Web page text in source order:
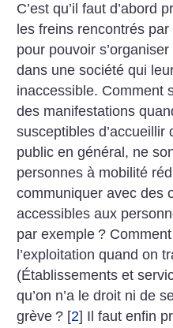
C’est qu’il faut d’abord
les freins rencontrés
pour pouvoir
dans une société qui
inaccessible. Comment
des manifestations
susceptibles d’accueillir
public en général, ne
personnes à mobilité
communiquer avec des
accessibles aux
par exemple ?
l’exploitation quand on
(Établissements et
qu’on n’a le droit ni de
grève ? [2] Il faut enfin